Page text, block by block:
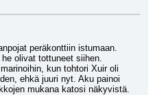
peräkonttiin istumaan.
olivat tottuneet siihen.
kun tohtori Xuir oli
ehkä juuri nyt. Aku painoi
mukana katosi näkyvistä.